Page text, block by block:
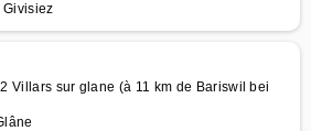
Villars sur glane (à 11 km de Bariswil bei